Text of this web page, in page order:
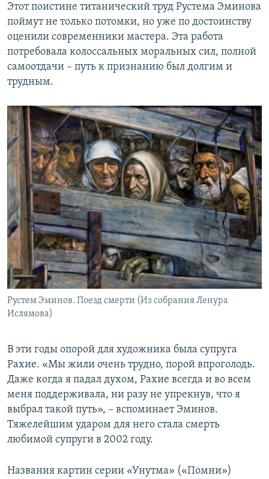
Этот поистине титанический труд Рустема Эминова
поймут не только потомки, но уже по достоинству
оценили современники мастера. Эта работа
потребовала колоссальных моральных сил, полной
самоотдачи – путь к признанию был долгим и
трудным.
Рустем Эминов. Поезд смерти (Из собрания Ленура
Ислямова)
В эти годы опорой для художника была супруга
Рахие. «Мы жили очень трудно, порой впроголодь.
Даже когда я падал духом, Рахие всегда и во всем
меня поддерживала, ни разу не упрекнув, что я
выбрал такой путь», – вспоминает Эминов.
Тяжелейшим ударом для него стала смерть
любимой супруги в 2002 году.
Названия картин серии «Унутма» («Помни»)